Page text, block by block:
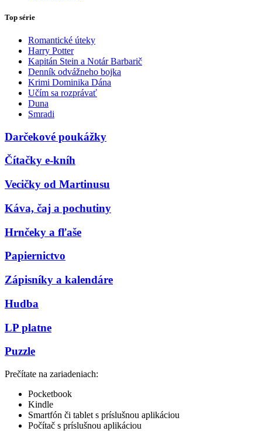
Top série
Romantické úteky
Harry Potter
Kapitán Stein a Notár Barbarič
Denník odvážneho bojka
Krimi Dominika Dána
Učím sa rozprávať
Duna
Smradi
Darčekové poukážky
Čítačky e-kníh
Vecičky od Martinusu
Káva, čaj a pochutiny
Hrnčeky a fľaše
Papiernictvo
Zápisníky a kalendáre
Hudba
LP platne
Puzzle
Prečítate na zariadeniach:
Pocketbook
Kindle
Smartfón či tablet s príslušnou aplikáciou
Počítač s príslušnou aplikáciou